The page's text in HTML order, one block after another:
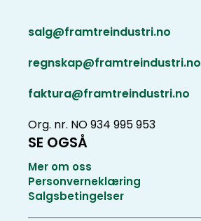
salg@framtreindustri.no
regnskap@framtreindustri.no
faktura@framtreindustri.no
Org. nr. NO 934 995 953
SE OGSÅ
Mer om oss
Personverneklæring
Salgsbetingelser